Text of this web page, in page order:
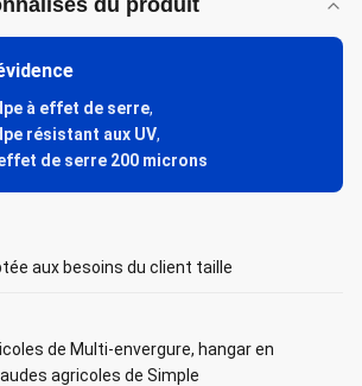
du produit
à effet de serre,
résistant aux UV,
de serre 200 microns
aux besoins du client taille
de Multi-envergure, hangar en
agricoles de Simple